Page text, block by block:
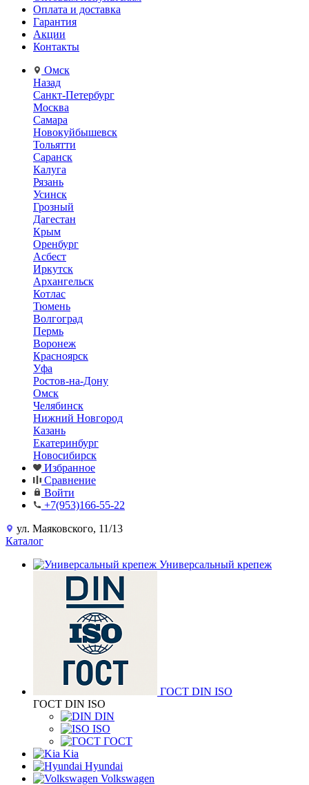
Оплата и доставка
Гарантия
Акции
Контакты
Омск
Назад
Санкт-Петербург
Москва
Самара
Новокуйбышевск
Тольятти
Саранск
Калуга
Рязань
Усинск
Грозный
Дагестан
Крым
Оренбург
Асбест
Иркутск
Архангельск
Котлас
Тюмень
Волгоград
Пермь
Воронеж
Красноярск
Уфа
Ростов-на-Дону
Омск
Челябинск
Нижний Новгород
Казань
Екатеринбург
Новосибирск
Избранное
Сравнение
Войти
+7(953)166-55-22
ул. Маяковского, 11/13
Каталог
Универсальный крепеж
ГОСТ DIN ISO
ГОСТ DIN ISO
DIN
ISO
ГОСТ
Kia
Hyundai
Volkswagen